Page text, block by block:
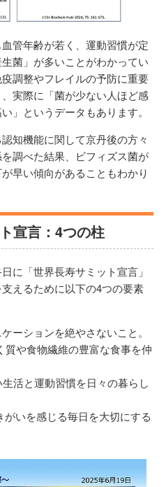
管年齢が若く、運動習慣が定
菌」が多いことがわかってい
調整やフレイルの予防に重要
実際に「菌が少ない人ほど感
」というデータもあります。
知機能に関して京丹後の方々
調べた結果、ビフィズス菌が
早い傾向があることもわかり
宣言：4つの柱
に「世界長寿サミット宣言」
えるために以下の4つの要素
ーションを絶やさないこと。
質や食物繊維の豊富な食事を仲
活と運動習慣を日々の暮らし
いを感じる毎日を大切にする